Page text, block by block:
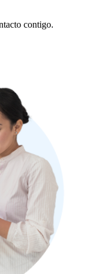
contigo.